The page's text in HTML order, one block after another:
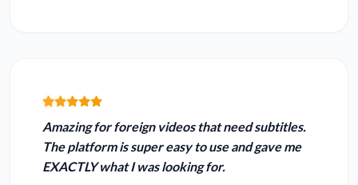
Amazing for foreign videos that need subtitles.
The platform is super easy to use andgave me
EXACTLY what I was looking for.